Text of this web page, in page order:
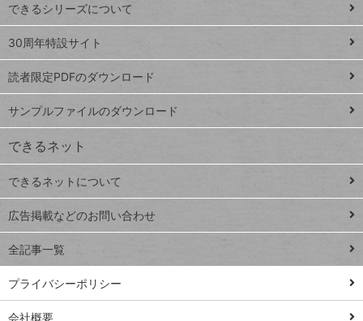
Google
スプレ
ッドシ
ート
iPhone
VLOOKUP
close
閉じ
る
ト
ッ
プ
ペ
ジ
連載
Excel Q&A
トイアンナ流仕
事術
PowerAutomate
ではじめる業務
の完全自動化
できるシリーズについて
30周年特設サイト
読者限定PDFのダウンロード
サンプルファイルのダウンロード
できるネット
できるネットについて
広告掲載などのお問い合わせ
全記事一覧
プライバシーポリシー
会社概要